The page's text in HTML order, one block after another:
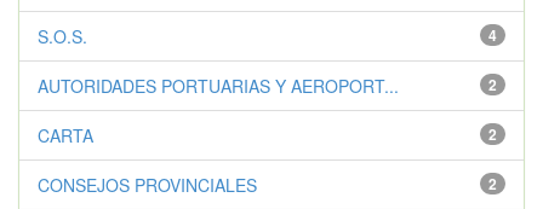
4
S.O.S.
2
AUTORIDADES PORTUARIAS Y AEROPORT...
2
CARTA
2
CONSEJOS PROVINCIALES